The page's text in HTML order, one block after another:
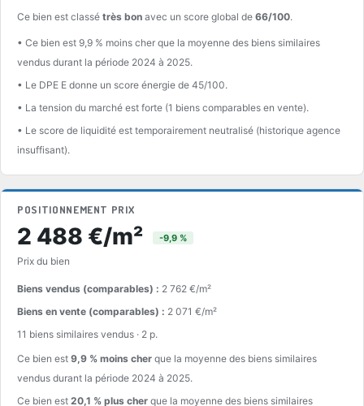
Ce bien est classé très bon avec un score global de 66/100.
• Ce bien est 9,9 % moins cher que la moyenne des biens similaires
vendus durant la période 2024 à 2025.
• Le DPE E donne un score énergie de 45/100.
• La tension du marché est forte (1 biens comparables en vente).
• Le score de liquidité est temporairement neutralisé (historique agence
insuffisant).
POSITIONNEMENT PRIX
2 488 €/m² -9,9 %
Prix du bien
Biens vendus (comparables) : 2 762 €/m²
Biens en vente (comparables) : 2 071 €/m²
11 biens similaires vendus · 2 p.
Ce bien est 9,9 % moins cher que la moyenne des biens similaires
vendus durant la période 2024 à 2025.
Ce bien est 20,1 % plus cher que la moyenne des biens similaires